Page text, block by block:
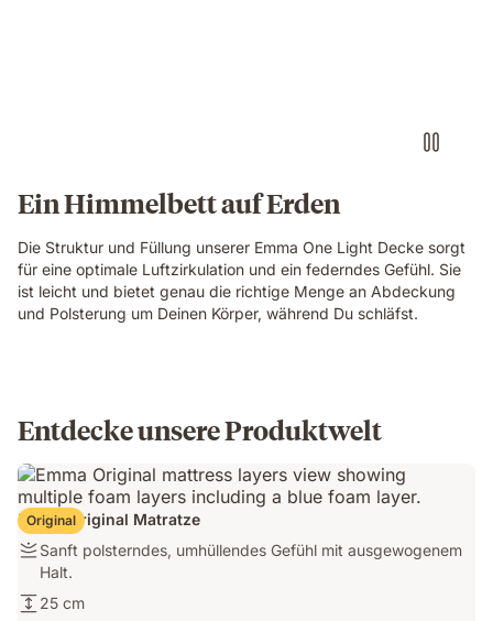
Ein Himmelbett auf Erden
Die Struktur und Füllung unserer Emma One Light Decke sorgt
für eine optimale Luftzirkulation und ein federndes Gefühl. Sie
ist leicht und bietet genau die richtige Menge an Abdeckung
und Polsterung um Deinen Körper, während Du schläfst.
Entdecke unsere Produktwelt
Original
Emma Original Matratze
Sanft
polsterndes,
umhüllendes
Gefühl
Sanft polsterndes, umhüllendes Gefühl mit ausgewogenem
Halt.
25 25 cm